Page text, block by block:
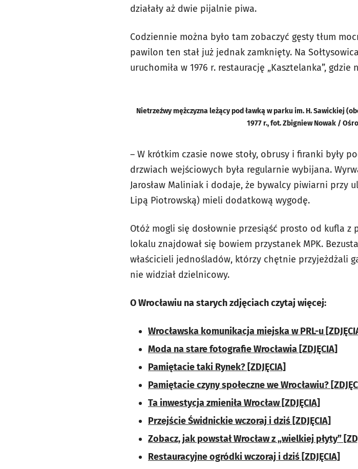
działały aż dwie pijalnie piwa.
Codziennie można było tam zobaczyć gęsty tłum
pawilon ten stał już jednak zamknięty. Na
uruchomiła w 1976 r. restaurację „Kasztelanka”,
Nietrzeźwy mężczyzna leżący pod ławką w parku im. H. Sawickiej
1977 r., fot. Zbigniew Nowak /
– W krótkim czasie nowe stoły, obrusy i firanki były
drzwiach wejściowych była regularnie wybijana.
Jarosław Maliniak i dodaje, że bywalcy piwiarni przy
Lipą Piotrowską) mieli dodatkową wygodę.
Otóż mogli się dosłownie przesiąść prosto od kufla
lokalu znajdował się bowiem przystanek MPK.
właścicieli jednośladów, którzy chętnie przyjeżdżali
nie widział dzielnicowy.
O Wrocławiu na starych zdjęciach czytaj więcej:
Wrocławska komunikacja miejska w PRL-u
Moda na stare fotografie Wrocławia [ZDJĘCIA]
Pamiętacie taki Rynek? [ZDJĘCIA]
Pamiętacie czyny społeczne we Wrocławiu?
Ta inwestycja zmieniła Wrocław [ZDJĘCIA]
Przejście Świdnickie wczoraj i dziś [ZDJĘCIA]
Zobacz, jak powstał Wrocław z „wielkiej płyty”
Restauracyjne ogródki wczoraj i dziś [ZDJĘCIA]